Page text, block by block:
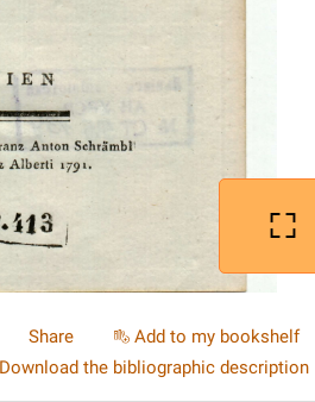
Share Add to my bookshelf
Download the bibliographic description